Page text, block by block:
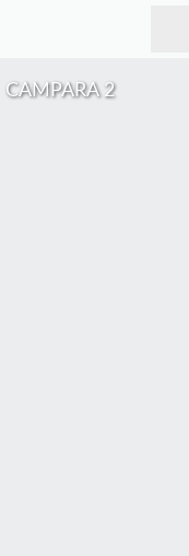
CAMPARA 2